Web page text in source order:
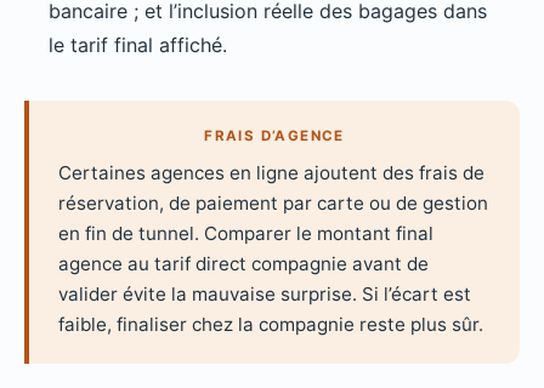
bancaire ; et l’inclusion réelle des bagages dans
le tarif final affiché.
FRAIS D’AGENCE
Certaines agences en ligne ajoutent des frais de
réservation, de paiement par carte ou de gestion
en fin de tunnel. Comparer le montant final
agence au tarif direct compagnie avant de
valider évite la mauvaise surprise. Si l’écart est
faible, finaliser chez la compagnie reste plus sûr.